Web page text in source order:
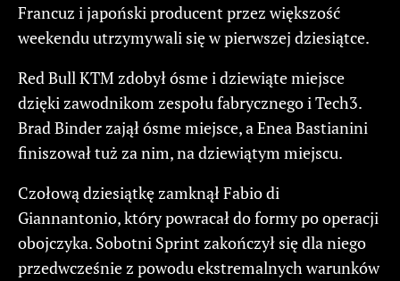
Francuz i japoński producent przez większość
weekendu utrzymywali się w pierwszej dziesiątce.
Red Bull KTM zdobył ósme i dziewiąte miejsce
dzięki zawodnikom zespołu fabrycznego i Tech3.
Brad Binder zajął ósme miejsce, a Enea Bastianini
finiszował tuż za nim, na dziewiątym miejscu.
Czołową dziesiątkę zamknął Fabio di
Giannantonio, który powracał do formy po operacji
obojczyka. Sobotni Sprint zakończył się dla niego
przedwcześnie z powodu ekstremalnych warunków